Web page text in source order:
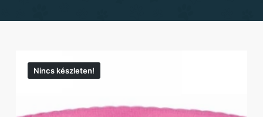
Nincs készleten!